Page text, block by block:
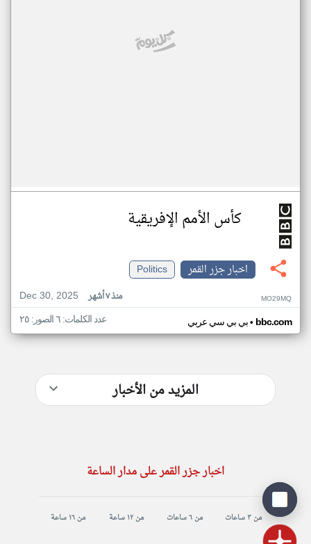
كأس الأمم الإفريقية
اخبار جزر القمر
Politics
Dec 30, 2025
منذ ٧ أشهر MO29MQ
بي بي سي عربي• bbc.com عدد الكلمات: ٦ الصور: ٢٥
المزيد من الأخبار
اخبار جزر القمر على مدار الساعة
من ٣ ساعات من ٦ ساعات من ١٢ ساعة من ١٦ ساعة